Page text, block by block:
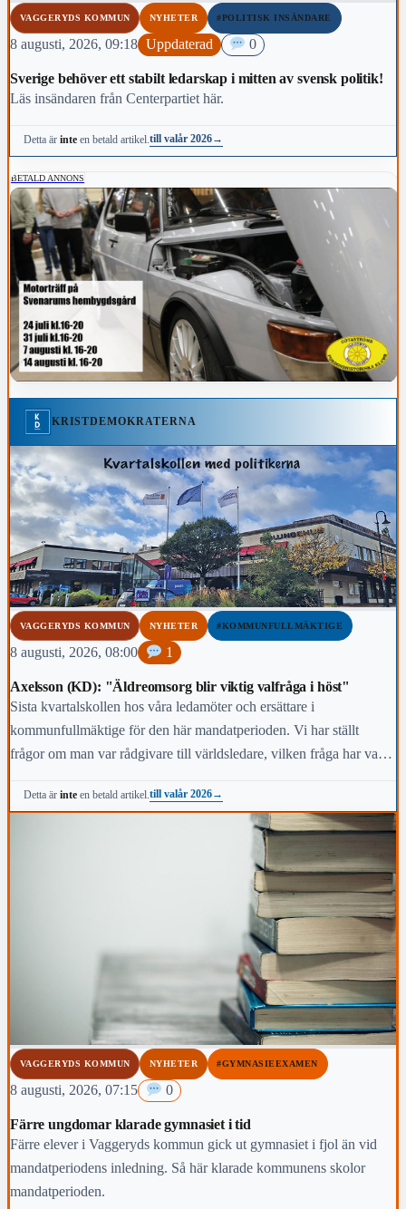
VAGGERYDS KOMMUN NYHETER #POLITISK INSÄNDARE
8 augusti, 2026, 09:18 Uppdaterad 0
Sverige behöver ett stabilt ledarskap i mitten av svensk politik!
Läs insändaren från Centerpartiet här.
Detta ärinte en betald artikel.till valår 2026→
BETALD ANNONS
KRISTDEMOKRATERNA
VAGGERYDS KOMMUN NYHETER #KOMMUNFULLMÄKTIGE
8 augusti, 2026, 08:00 1
Axelsson (KD): "Äldreomsorg blir viktig valfråga i höst"
Sista kvartalskollen hos våra ledamöter och ersättare i
kommunfullmäktige för den här mandatperioden. Vi har ställt
frågor om man var rådgivare till världsledare, vilken fråga har varit
viktigast för kommunens invånare i höst och vem anses vara den
Detta ärinte en betald artikel.till valår 2026→
VAGGERYDS KOMMUN NYHETER #GYMNASIEEXAMEN
8 augusti, 2026, 07:15 0
Färre ungdomar klarade gymnasiet i tid
Färre elever i Vaggeryds kommun gick ut gymnasiet i fjol än vid
mandatperiodens inledning. Så här klarade kommunens skolor
mandatperioden.